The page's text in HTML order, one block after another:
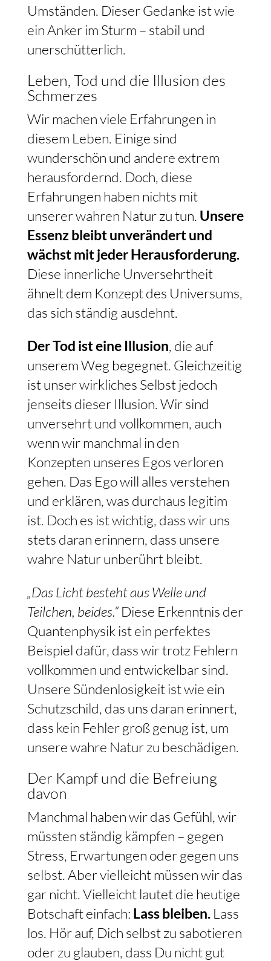
Umständen. Dieser Gedanke ist wie
ein Anker im Sturm – stabil und
unerschütterlich.
Leben, Tod und die Illusion des
Schmerzes
Wir machen viele Erfahrungen in
diesem Leben. Einige sind
wunderschön und andere extrem
herausfordernd. Doch, diese
Erfahrungen haben nichts mit
unserer wahren Natur zu tun. Unsere
Essenz bleibt unverändert und
wächst mit jeder Herausforderung.
Diese innerliche Unversehrtheit
ähnelt dem Konzept des Universums,
das sich ständig ausdehnt.
Der Tod ist eine Illusion, die auf
unserem Weg begegnet. Gleichzeitig
ist unser wirkliches Selbst jedoch
jenseits dieser Illusion. Wir sind
unversehrt und vollkommen, auch
wenn wir manchmal in den
Konzepten unseres Egos verloren
gehen. Das Ego will alles verstehen
und erklären, was durchaus legitim
ist. Doch es ist wichtig, dass wir uns
stets daran erinnern, dass unsere
wahre Natur unberührt bleibt.
„Das Licht besteht aus Welle und
Teilchen, beides.“Diese Erkenntnis der
Quantenphysik ist ein perfektes
Beispiel dafür, dass wir trotz Fehlern
vollkommen und entwickelbar sind.
Unsere Sündenlosigkeit ist wie ein
Schutzschild, das uns daran erinnert,
dass kein Fehler groß genug ist, um
unsere wahre Natur zu beschädigen.
Der Kampf und die Befreiung
davon
Manchmal haben wir das Gefühl, wir
müssten ständig kämpfen – gegen
Stress, Erwartungen oder gegen uns
selbst. Aber vielleicht müssen wir das
gar nicht. Vielleicht lautet die heutige
Botschaft einfach: Lass bleiben.Lass
los. Hör auf, Dich selbst zu sabotieren
oder zu glauben, dass Du nicht gut